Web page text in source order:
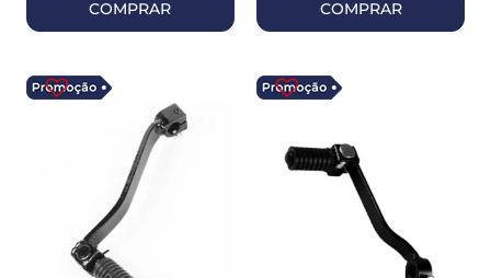
COMPRAR COMPRAR